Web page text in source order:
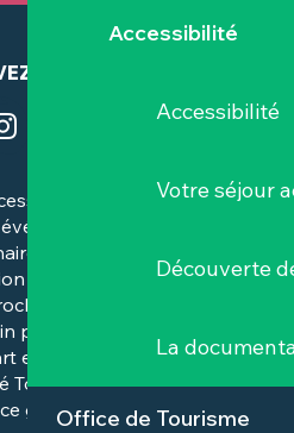
Accessibilité
Accessibilité
Votre séjour
Découverte
La
Office de Tourisme
NOUS
pros
& pros
de salles
presse
et d'histoire
Tourisme™
groupes